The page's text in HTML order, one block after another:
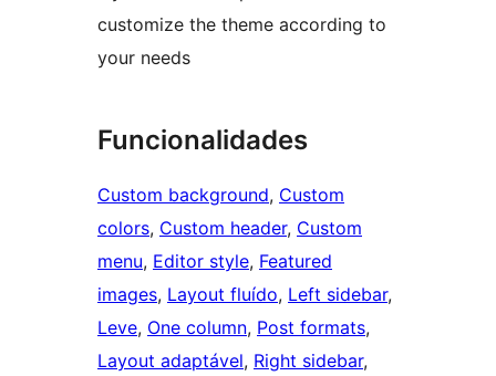
customize the theme according to
your needs
Funcionalidades
Custom background, Custom
colors, Custom header, Custom
menu, Editor style, Featured
images, Layout fluído, Left sidebar
Leve, One column, Post formats
Layout adaptável, Right sidebar